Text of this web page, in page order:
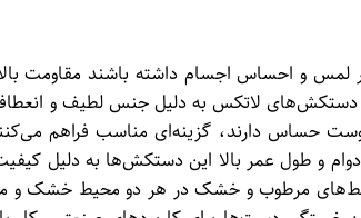
و احساس اجسام داشته باشند مقاومت
دستکش‌های لاتکس به دلیل جنس لطیف و
حساس دارند، گزینه‌ای مناسب فراهم
و طول عمر بالا این دستکش‌ها به دلیل
مرطوب و خشک در هر دو محیط خشک و